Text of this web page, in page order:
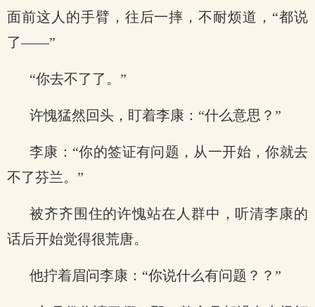
面前这人的手臂，往后一摔，不耐烦道，“都说
了——”
“你去不了了。”
许愧猛然回头，盯着李康：“什么意思？”
李康：“你的签证有问题，从一开始，你就去
不了芬兰。”
被齐齐围住的许愧站在人群中，听清李康的
话后开始觉得很荒唐。
他拧着眉问李康：“你说什么有问题？？”